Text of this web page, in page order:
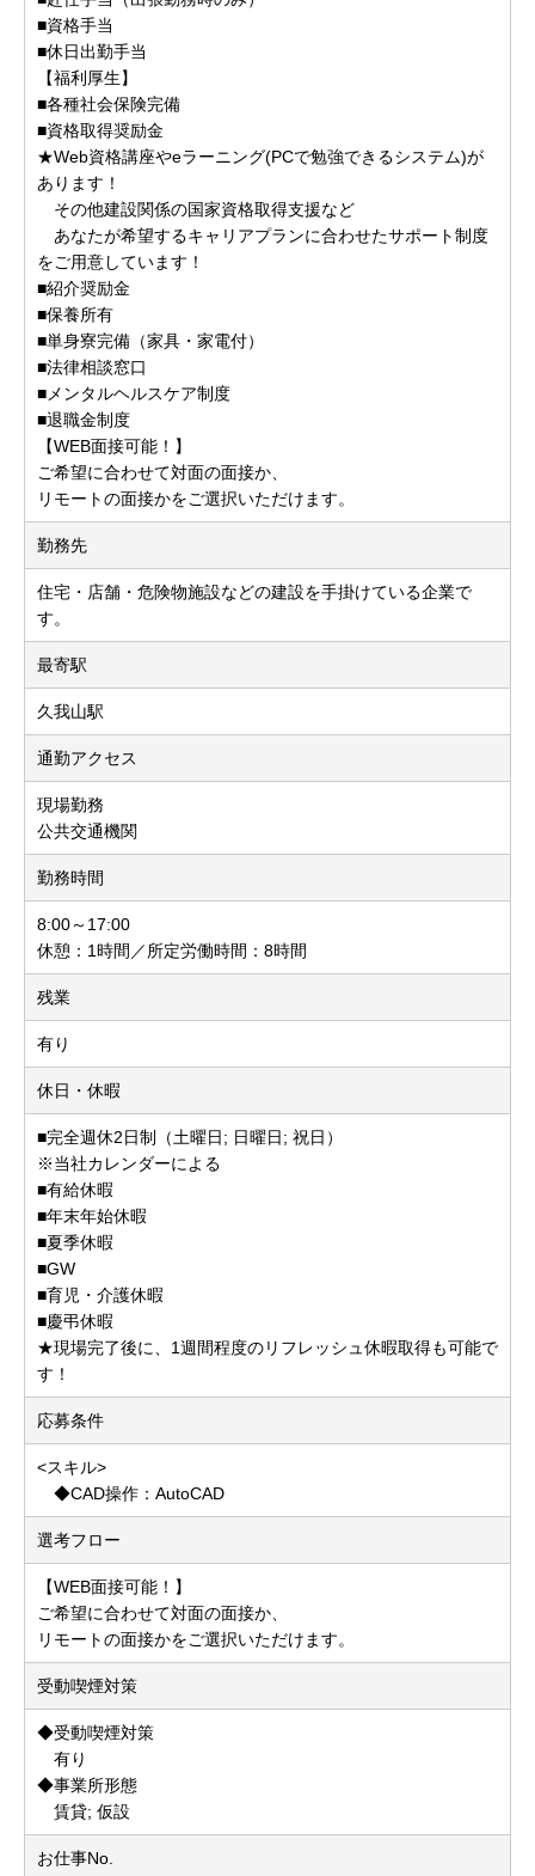
■資格手当
■休日出勤手当
【福利厚生】
■各種社会保険完備
■資格取得奨励金
★Web資格講座やeラーニング(PCで勉強できるシステム)が
あります！
その他建設関係の国家資格取得支援など
あなたが希望するキャリアプランに合わせたサポート制度
をご用意しています！
■紹介奨励金
■保養所有
■単身寮完備（家具・家電付）
■法律相談窓口
■メンタルヘルスケア制度
■退職金制度
【WEB面接可能！】
ご希望に合わせて対面の面接か、
リモートの面接かをご選択いただけます。
勤務先
住宅・店舗・危険物施設などの建設を手掛けている企業で
す。
最寄駅
久我山駅
通勤アクセス
現場勤務
公共交通機関
勤務時間
8:00～17:00
休憩：1時間／所定労働時間：8時間
残業
有り
休日・休暇
■完全週休2日制（土曜日; 日曜日; 祝日）
※当社カレンダーによる
■有給休暇
■年末年始休暇
■夏季休暇
■GW
■育児・介護休暇
■慶弔休暇
★現場完了後に、1週間程度のリフレッシュ休暇取得も可能で
す！
応募条件
<スキル>
◆CAD操作：AutoCAD
選考フロー
【WEB面接可能！】
ご希望に合わせて対面の面接か、
リモートの面接かをご選択いただけます。
受動喫煙対策
◆受動喫煙対策
有り
◆事業所形態
賃貸; 仮設
お仕事No.